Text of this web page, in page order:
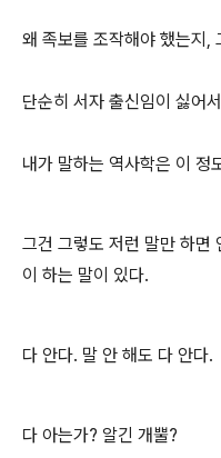
왜 족보를 조작해야 했는지,
단순히 서자 출신임이 싫어
내가 말하는 역사학은 이 정
그건 그렇도 저런 말만 하면
이 하는 말이 있다.
다 안다. 말 안 해도 다 안다.
다 아는가? 알긴 개뿔?